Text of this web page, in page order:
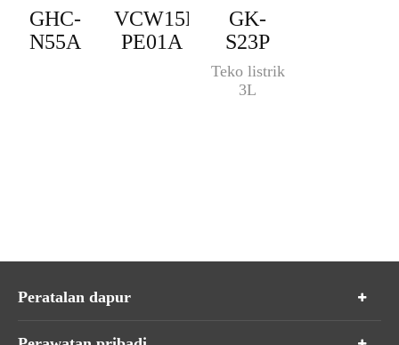
GHC-
N55A
VCW15M-
PE01A
GK-
S23P
Teko listrik
3L
Peratalan dapur